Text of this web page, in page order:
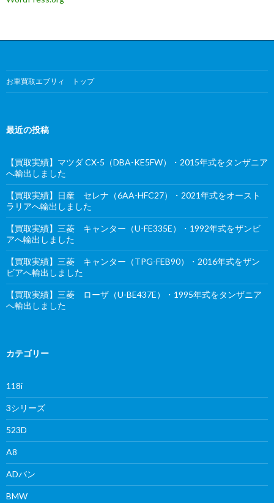
お車買取エブリィ トップ
最近の投稿
【買取実績】マツダ CX-5（DBA-KE5FW）・2015年式をタンザニア
へ輸出しました
【買取実績】日産 セレナ（6AA-HFC27）・2021年式をオースト
ラリアへ輸出しました
【買取実績】三菱 キャンター（U-FE335E）・1992年式をザンビ
アへ輸出しました
【買取実績】三菱 キャンター（TPG-FEB90）・2016年式をザン
ビアへ輸出しました
【買取実績】三菱 ローザ（U-BE437E）・1995年式をタンザニア
へ輸出しました
カテゴリー
118i
3シリーズ
523D
A8
ADバン
BMW